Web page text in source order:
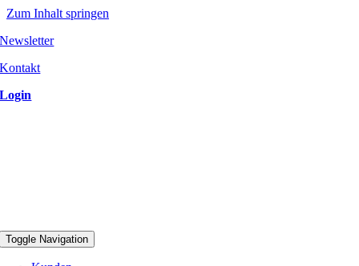
Zum Inhalt springen
Newsletter
Kontakt
Login
Toggle Navigation